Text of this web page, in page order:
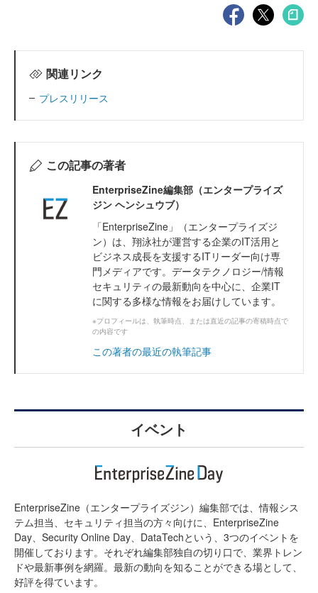
関連リンク
プレスリリース
この記事の著者
EnterpriseZine編集部（エンタープライズ
ジン ヘンシュウブ）
「EnterpriseZine」（エンタープライズジ
ン）は、翔泳社が運営する企業のIT活用と
ビジネス成長を支援するITリーダー向け専
門メディアです。データテクノロジー/情報
セキュリティの最新動向を中心に、企業IT
に関する多様な情報をお届けしています。
※プロフィールは、執筆時点、または直近の記事の寄稿時点で
の内容です
この著者の最近の執筆記事
イベント
EnterpriseZine（エンタープライズジン）編集部では、情報シス
テム担当、セキュリティ担当の方々向けに、EnterpriseZine
Day、Security Online Day、DataTechという、3つのイベントを
開催しております。それぞれ編集部独自の切り口で、業界トレン
ドや最新事例を網羅。最新の動向を知ることができる場として、
好評を得ています。